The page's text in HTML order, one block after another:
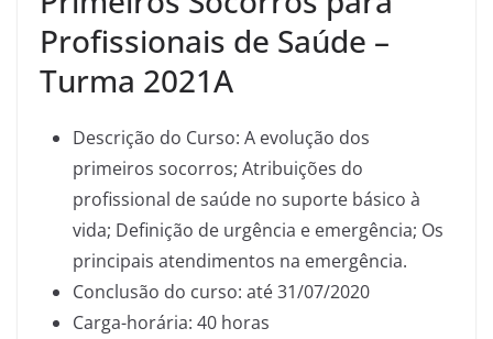
Profissionais de Saúde –
Turma 2021A
Descrição do Curso: A evolução dos
primeiros socorros; Atribuições do
profissional de saúde no suporte básico à
vida; Definição de urgência e emergência; Os
principais atendimentos na emergência.
Conclusão do curso: até 31/07/2020
Carga-horária: 40 horas